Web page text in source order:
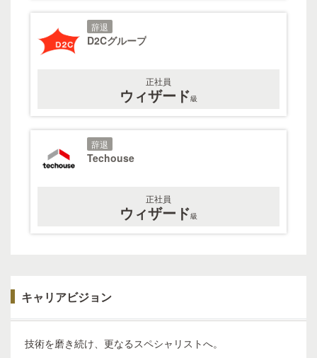
辞退
D2Cグループ
正社員
ウィザード級
辞退
Techouse
正社員
ウィザード級
キャリアビジョン
技術を磨き続け、更なるスペシャリストへ。